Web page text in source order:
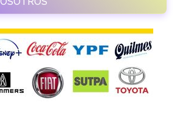
RAMASSO PRODUCTORA